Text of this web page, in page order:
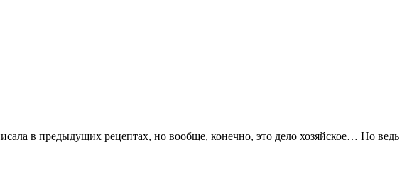
в предыдущих рецептах, но вообще, конечно, это дело хозяйское… Но ведь